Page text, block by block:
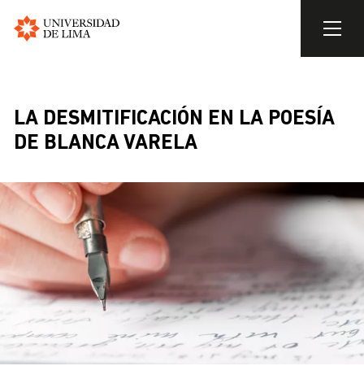
main
content
BREADCRUMB
LA DESMITIFICACIÓN EN LA POESÍA
DE BLANCA VARELA